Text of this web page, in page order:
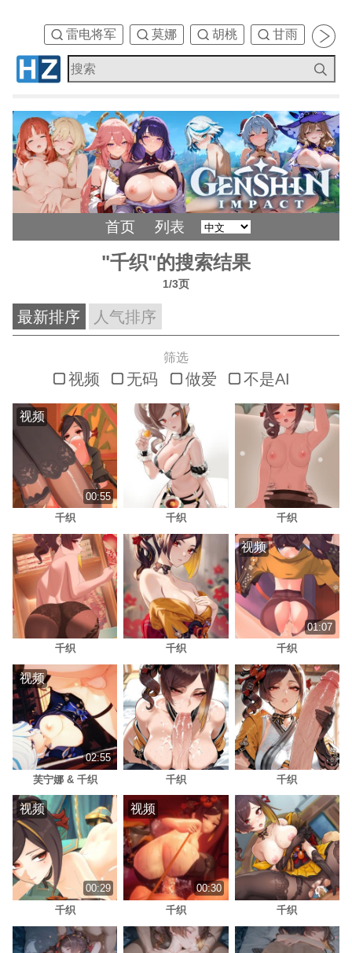
雷电将军 莫娜 胡桃 甘雨 刻
首页 列表
"千织"的搜索结果
1/3页
最新排序 人气排序
筛选
视频 无码 做爱 不是AI
视频
00:55
千织
千织 千织
千织 千织
视频
01:07
千织
视频
02:55
芙宁娜 & 千织
千织 千织
视频
00:29
千织
视频
00:30
千织
千织